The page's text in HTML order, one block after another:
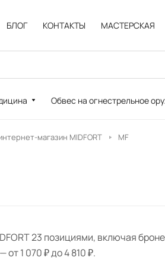
БЛОГ КОНТАКТЫ МАСТЕРСКАЯ
Обвес на огнестрельное
магазин MIDFORT MF
23 позициями, включая
1 070 ₽ до 4 810 ₽.